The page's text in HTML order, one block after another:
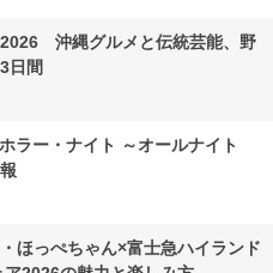
沖縄グルメと伝統芸能、野
日間
ラー・ナイト ～オールナイト
ほっぺちゃん×富士急ハイランド